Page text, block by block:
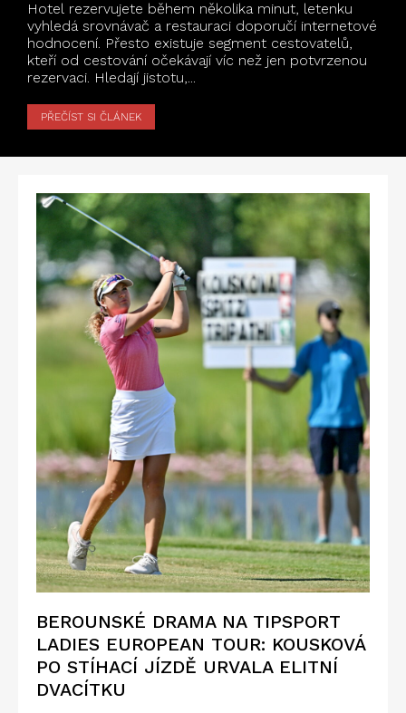
Hotel rezervujete během několika minut, letenku
vyhledá srovnávač a restauraci doporučí internetové
hodnocení. Přesto existuje segment cestovatelů,
kteří od cestování očekávají víc než jen potvrzenou
rezervaci. Hledají jistotu,...
PŘEČÍST SI ČLÁNEK
BEROUNSKÉ DRAMA NA TIPSPORT
LADIES EUROPEAN TOUR: KOUSKOVÁ
PO STÍHACÍ JÍZDĚ URVALA ELITNÍ
DVACÍTKU